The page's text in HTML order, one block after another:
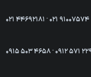
021 44692181 -021 91007574
0915 503 4658-0912 571